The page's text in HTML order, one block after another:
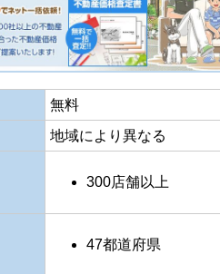
無料
地域により異なる
300店舗以上
47都道府県